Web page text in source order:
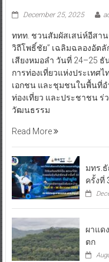
December 25, 2025
ททท. ชวนสัมผัสเสน่ห์อีสา
วิถีโพธิ์ชัย” เฉลิมฉลองอัต
เสียงหมอลำ วันที่ 24–25
การท่องเที่ยวแห่งประเทศ
เอกชน และชุมชนในพื้นที่อ
ท่องเที่ยว และประชาชน ร่
วัฒนธรรม
Read More
มทร.
ครั้งที่
ผาแด
ตก